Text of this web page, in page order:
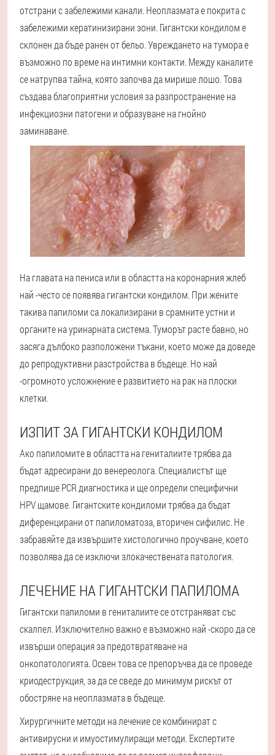
отстрани с забележими канали. Неоплазмата е покрита с
забележими кератинизирани зони. Гигантски кондилом е
склонен да бъде ранен от бельо. Увреждането на тумора е
възможно по време на интимни контакти. Между каналите
се натрупва тайна, която започва да мирише лошо. Това
създава благоприятни условия за разпространение на
инфекциозни патогени и образуване на гнойно
заминаване.
На главата на пениса или в областта на коронарния жлеб
най -често се появява гигантски кондилом. При жените
такива папиломи са локализирани в срамните устни и
органите на уринарната система. Туморът расте бавно, но
засяга дълбоко разположени тъкани, което може да доведе
до репродуктивни разстройства в бъдеще. Но най
-огромното усложнение е развитието на рак на плоски
клетки.
ИЗПИТ ЗА ГИГАНТСКИ КОНДИЛОМ
Ако папиломите в областта на гениталиите трябва да
бъдат адресирани до венереолога. Специалистът ще
предпише PCR диагностика и ще определи специфични
HPV щамове. Гигантските кондиломи трябва да бъдат
диференцирани от папиломатоза, вторичен сифилис. Не
забравяйте да извършите хистологично проучване, което
позволява да се изключи злокачествената патология.
ЛЕЧЕНИЕ НА ГИГАНТСКИ ПАПИЛОМА
Гигантски папиломи в гениталиите се отстраняват със
скалпел. Изключително важно е възможно най -скоро да се
извърши операция за предотвратяване на
онкопатологията. Освен това се препоръчва да се проведе
криодеструкция, за да се сведе до минимум рискът от
обостряне на неоплазмата в бъдеще.
Хирургичните методи на лечение се комбинират с
антивирусни и имуостимулиращи методи. Експертите